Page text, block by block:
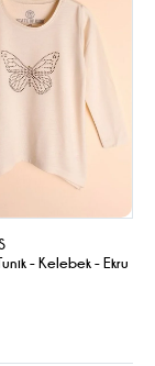
- Kelebek - Ekru